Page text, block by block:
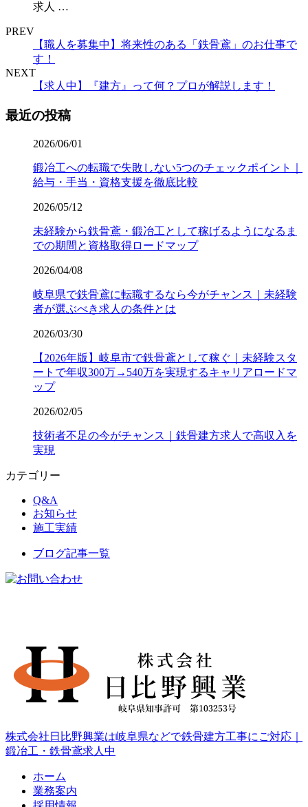
求人 …
PREV
【職人を募集中】将来性のある「鉄骨鳶」のお仕事で
す！
NEXT
【求人中】『建方』って何？プロが解説します！
最近の投稿
2026/06/01
鍛冶工への転職で失敗しない5つのチェックポイント｜
給与・手当・資格支援を徹底比較
2026/05/12
未経験から鉄骨鳶・鍛冶工として稼げるようになるま
での期間と資格取得ロードマップ
2026/04/08
岐阜県で鉄骨鳶に転職するなら今がチャンス｜未経験
者が選ぶべき求人の条件とは
2026/03/30
【2026年版】岐阜市で鉄骨鳶として稼ぐ｜未経験スタ
ートで年収300万→540万を実現するキャリアロードマ
ップ
2026/02/05
技術者不足の今がチャンス｜鉄骨建方求人で高収入を
実現
カテゴリー
Q&A
お知らせ
施工実績
ブログ記事一覧
株式会社日比野興業は岐阜県などで鉄骨建方工事にご対応｜
鍛冶工・鉄骨鳶求人中
ホーム
業務案内